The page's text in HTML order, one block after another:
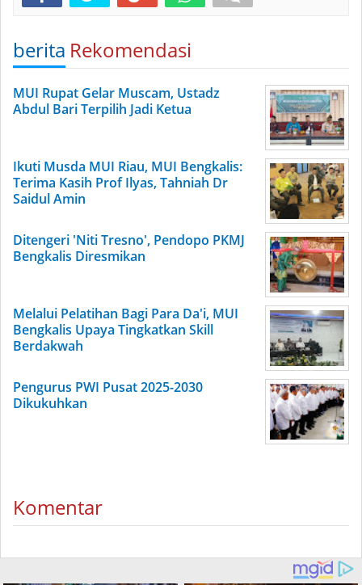
berita Rekomendasi
MUI Rupat Gelar Muscam, Ustadz
Abdul Bari Terpilih Jadi Ketua
Ikuti Musda MUI Riau, MUI Bengkalis:
Terima Kasih Prof Ilyas, Tahniah Dr
Saidul Amin
Ditengeri 'Niti Tresno', Pendopo PKMJ
Bengkalis Diresmikan
Melalui Pelatihan Bagi Para Da'i, MUI
Bengkalis Upaya Tingkatkan Skill
Berdakwah
Pengurus PWI Pusat 2025-2030
Dikukuhkan
Komentar